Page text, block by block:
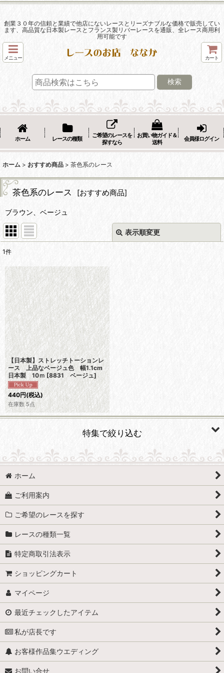
創業３０年の信頼と業績で他店にないレースとリーズナブルな価格で販売してい
ます、高品質な日本製レースとフランス製リバーレースを通販、全レース商用利
用可能です
メニュー カート
検索
ホーム レースの種類
ご希望のレースを
探すなら
お買い物ガイド＆
送料
会員様ログイン
ホーム > おすすめ商品 > 茶色系のレース
茶色系のレース [おすすめ商品]
ブラウン、ベージュ
表示順変更
在庫あり
並び順:
絞り込む
1件
【日本製】ストレッチトーションレ
ース 上品なベージュ色 幅1.1cm
日本製 10ｍ [8831 ベージュ]
440円(税込)
在庫数 5点
特集で絞り込む
フリルレース
白色系のレース
黄色 オレンジ系のレース
青、みどり、むらさき系のレース
黒、グレー系のレース
金銀、ラメ系のレース
幅5cm以下のレース
幅5.1cm〜10cm以下のレース
ホーム
ご利用案内
ご希望のレースを探す
レースの種類一覧
特定商取引法表示
ショッピングカート
マイページ
最近チェックしたアイテム
私が店長です
お客様作品集ウエディング
お問い合せ